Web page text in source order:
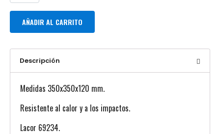
AÑADIR AL CARRITO
Descripción
Medidas 350x350x120 mm.
Resistente al calor y a los impactos.
Lacor 69234.